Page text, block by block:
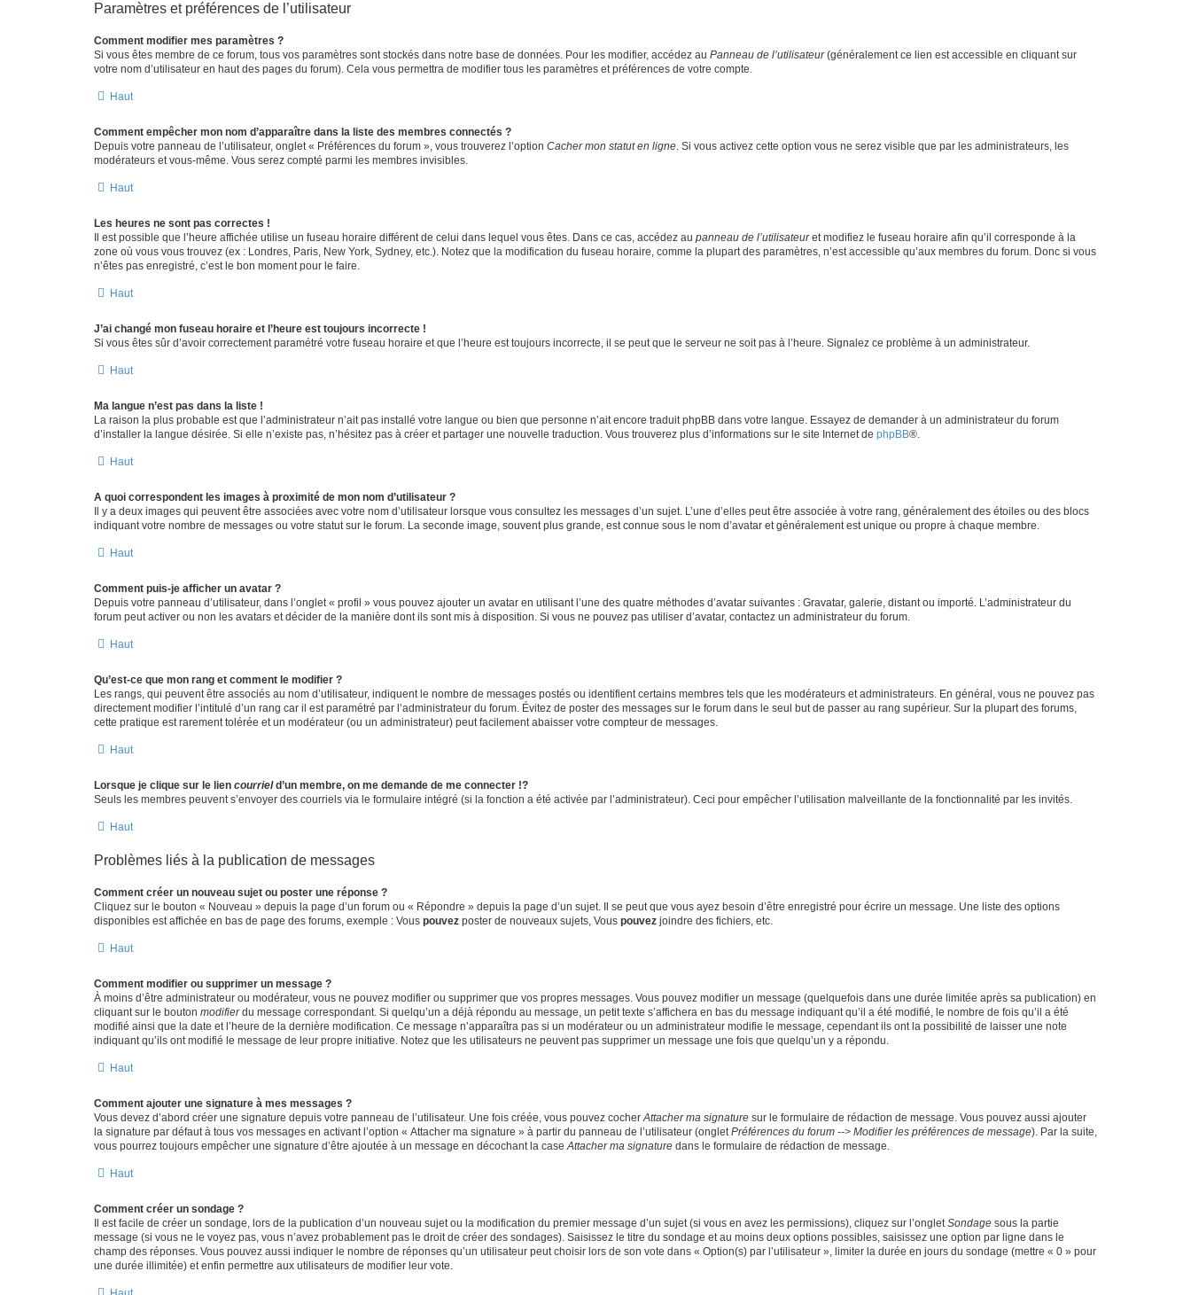
Paramètres et préférences de l’utilisateur
Comment modifier mes paramètres ?
Si vous êtes membre de ce forum, tous vos paramètres sont stockés dans notre base de données. Pour les modifier, accédez au Panneau de l’utilisateur(généralement ce lien est accessible en cliquant sur
votre nom d’utilisateur en haut des pages du forum). Cela vous permettra de modifier tous les paramètres et préférences de votre compte.
Haut
Comment empêcher mon nom d’apparaître dans la liste des membres connectés ?
Depuis votre panneau de l’utilisateur, onglet « Préférences du forum », vous trouverez l’option Cacher mon statut en ligne. Si vous activez cette option vous ne serez visible que par les administrateurs, les
modérateurs et vous-même. Vous serez compté parmi les membres invisibles.
Haut
Les heures ne sont pas correctes !
Il est possible que l’heure affichée utilise un fuseau horaire différent de celui dans lequel vous êtes. Dans ce cas, accédez au panneau de l’utilisateuret modifiez le fuseau horaire afin qu’il corresponde à la
zone où vous vous trouvez (ex : Londres, Paris, New York, Sydney, etc.). Notez que la modification du fuseau horaire, comme la plupart des paramètres, n’est accessible qu’aux membres du forum. Donc si vous
n’êtes pas enregistré, c’est le bon moment pour le faire.
Haut
J’ai changé mon fuseau horaire et l’heure est toujours incorrecte !
Si vous êtes sûr d’avoir correctement paramétré votre fuseau horaire et que l’heure est toujours incorrecte, il se peut que le serveur ne soit pas à l’heure. Signalez ce problème à un administrateur.
Haut
Ma langue n’est pas dans la liste !
La raison la plus probable est que l’administrateur n’ait pas installé votre langue ou bien que personne n’ait encore traduit phpBB dans votre langue. Essayez de demander à un administrateur du forum
d’installer la langue désirée. Si elle n’existe pas, n’hésitez pas à créer et partager une nouvelle traduction. Vous trouverez plus d’informations sur le site Internet de phpBB®.
Haut
A quoi correspondent les images à proximité de mon nom d’utilisateur ?
Il y a deux images qui peuvent être associées avec votre nom d’utilisateur lorsque vous consultez les messages d’un sujet. L’une d’elles peut être associée à votre rang, généralement des étoiles ou des blocs
indiquant votre nombre de messages ou votre statut sur le forum. La seconde image, souvent plus grande, est connue sous le nom d’avatar et généralement est unique ou propre à chaque membre.
Haut
Comment puis-je afficher un avatar ?
Depuis votre panneau d’utilisateur, dans l’onglet « profil » vous pouvez ajouter un avatar en utilisant l’une des quatre méthodes d’avatar suivantes : Gravatar, galerie, distant ou importé. L’administrateur du
forum peut activer ou non les avatars et décider de la manière dont ils sont mis à disposition. Si vous ne pouvez pas utiliser d’avatar, contactez un administrateur du forum.
Haut
Qu’est-ce que mon rang et comment le modifier ?
Les rangs, qui peuvent être associés au nom d’utilisateur, indiquent le nombre de messages postés ou identifient certains membres tels que les modérateurs et administrateurs. En général, vous ne pouvez pas
directement modifier l’intitulé d’un rang car il est paramétré par l’administrateur du forum. Évitez de poster des messages sur le forum dans le seul but de passer au rang supérieur. Sur la plupart des forums,
cette pratique est rarement tolérée et un modérateur (ou un administrateur) peut facilement abaisser votre compteur de messages.
Haut
Lorsque je clique sur le lien courrield’un membre, on me demande de me connecter !?
Seuls les membres peuvent s’envoyer des courriels via le formulaire intégré (si la fonction a été activée par l’administrateur). Ceci pour empêcher l’utilisation malveillante de la fonctionnalité par les invités.
Haut
Problèmes liés à la publication de messages
Comment créer un nouveau sujet ou poster une réponse ?
Cliquez sur le bouton « Nouveau » depuis la page d’un forum ou « Répondre » depuis la page d’un sujet. Il se peut que vous ayez besoin d’être enregistré pour écrire un message. Une liste des options
disponibles est affichée en bas de page des forums, exemple : Vous pouvez poster de nouveaux sujets, Vous pouvez joindre des fichiers, etc.
Haut
Comment modifier ou supprimer un message ?
À moins d’être administrateur ou modérateur, vous ne pouvez modifier ou supprimer que vos propres messages. Vous pouvez modifier un message (quelquefois dans une durée limitée après sa publication) en
cliquant sur le bouton modifierdu message correspondant. Si quelqu’un a déjà répondu au message, un petit texte s’affichera en bas du message indiquant qu’il a été modifié, le nombre de fois qu’il a été
modifié ainsi que la date et l’heure de la dernière modification. Ce message n’apparaîtra pas si un modérateur ou un administrateur modifie le message, cependant ils ont la possibilité de laisser une note
indiquant qu’ils ont modifié le message de leur propre initiative. Notez que les utilisateurs ne peuvent pas supprimer un message une fois que quelqu’un y a répondu.
Haut
Comment ajouter une signature à mes messages ?
Vous devez d’abord créer une signature depuis votre panneau de l’utilisateur. Une fois créée, vous pouvez cocherAttacher ma signature sur le formulaire de rédaction de message. Vous pouvez aussi ajouter
la signature par défaut à tous vos messages en activant l’option « Attacher ma signature » à partir du panneau de l’utilisateur (ongletPréférences du forum --> Modifier les préférences de message). Par la suite,
vous pourrez toujours empêcher une signature d’être ajoutée à un message en décochant la caseAttacher ma signature dans le formulaire de rédaction de message.
Haut
Comment créer un sondage ?
Il est facile de créer un sondage, lors de la publication d’un nouveau sujet ou la modification du premier message d’un sujet (si vous en avez les permissions), cliquez sur l’ongletSondage sous la partie
message (si vous ne le voyez pas, vous n’avez probablement pas le droit de créer des sondages). Saisissez le titre du sondage et au moins deux options possibles, saisissez une option par ligne dans le
champ des réponses. Vous pouvez aussi indiquer le nombre de réponses qu’un utilisateur peut choisir lors de son vote dans « Option(s) par l’utilisateur », limiter la durée en jours du sondage (mettre « 0 » pour
une durée illimitée) et enfin permettre aux utilisateurs de modifier leur vote.